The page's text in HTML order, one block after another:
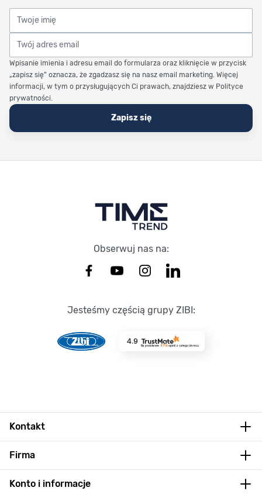
Twoje imię
Twój adres email
Wpisanie imienia i adresu email do formularza oraz kliknięcie w przycisk
„zapisz się” oznacza, że zgadzasz się na nasz email marketing. Więcej
informacji, w tym o przysługujących Ci prawach, znajdziesz w Polityce
prywatności.
Zapisz się
Obserwuj nas na:
Jesteśmy częścią grupy ZIBI:
4.9
Na podstawie 8719opinii z całego okresu
Kontakt
Firma
Konto i informacje